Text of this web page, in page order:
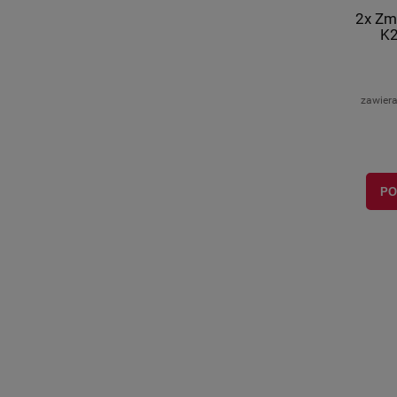
2x